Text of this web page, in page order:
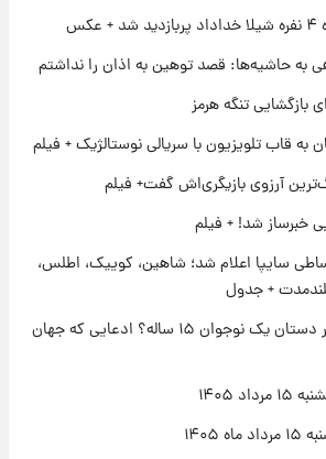
فال روزانه واقعی پنجشنبه ۱۵ مرداد ۱۴۰۵
۱ روز پیش
+ جدول
۱ روز پیش
آغاز طرح جدید فروش مشارکت در تولید سایپا؛
نام خودرو، مبلغ پیش پرداخت و زمان تحویل |
سود مشارکت چند درصد است؟
به حاشیه‌ها: قصد توهین به اذان را نداشتم
بازگشایی تنگه هرمز
به قاب تلویزیون با سریالی نوستالژیک + فیلم
آرزوی بازیگری‌اش گفت+ فیلم
خبرساز شد! + فیلم
سایپا اعلام شد؛ شاهین، کوییک، اطلس،
+ جدول
راز طول عمر انسان در دستان یک نوجوان ۱۵ ساله؟ ادعایی که جهان
۱۴۰۵